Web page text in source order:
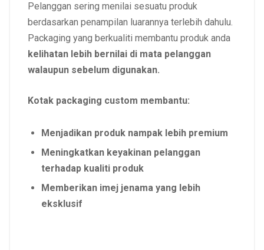
Pelanggan sering menilai sesuatu produk
berdasarkan penampilan luarannya terlebih dahulu.
Packaging yang berkualiti membantu produk anda
kelihatan lebih bernilai di mata pelanggan
walaupun sebelum digunakan.
Kotak packaging custom membantu:
Menjadikan produk nampak lebih premium
Meningkatkan keyakinan pelanggan
terhadap kualiti produk
Memberikan imej jenama yang lebih
eksklusif